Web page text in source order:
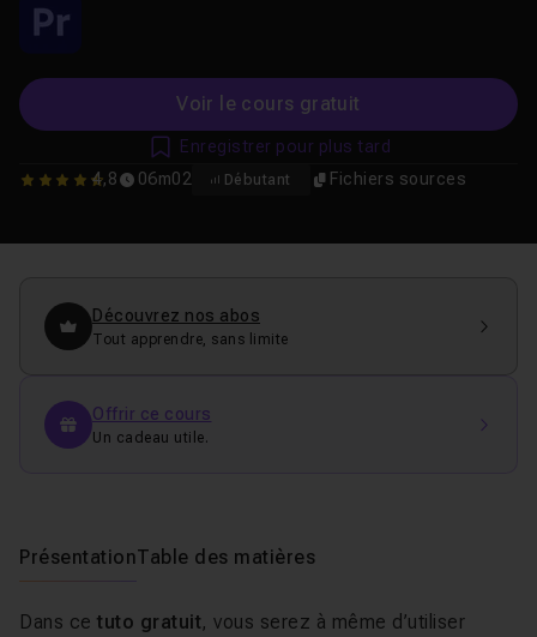
Voir le cours gratuit
4.84375 4,8 06m02 Débutant Fichiers sources
Enregistrer pour plus tard
Découvrez nos abos
Tout apprendre, sans limite
Offrir ce cours
Un cadeau utile.
PrésentationTable des matières
Dans ce tuto gratuit, vous serez à même d’utiliser